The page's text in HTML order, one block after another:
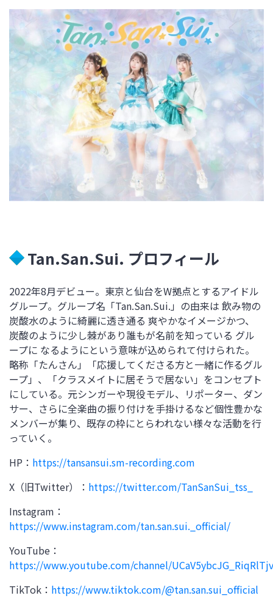
Tan.San.Sui. プロフィール
2022年8月デビュー。東京と仙台をW拠点とするアイドル
グループ。グループ名「Tan.San.Sui.」の由来は 飲み物の
炭酸水のように綺麗に透き通る 爽やかなイメージかつ、
炭酸のように少し棘があり誰もが名前を知っている グル
ープに なるようにという意味が込められて付けられた。
略称「たんさん」「応援してくださる方と一緒に作るグル
ープ」、「クラスメイトに居そうで居ない」をコンセプト
にしている。元シンガーや現役モデル、リポーター、ダン
サー、さらに全楽曲の振り付けを手掛けるなど個性豊かな
メンバーが集り、既存の枠にとらわれない様々な活動を行
っていく。
HP ： https://tansansui.sm-recording.com
X （旧Twitter）： https://twitter.com/TanSanSui_tss_
Instagram ：
https://www.instagram.com/tan.san.sui._official/
YouTube ：
https://www.youtube.com/channel/
TikTok ： https://www.tiktok.com/@tan.san.sui_official